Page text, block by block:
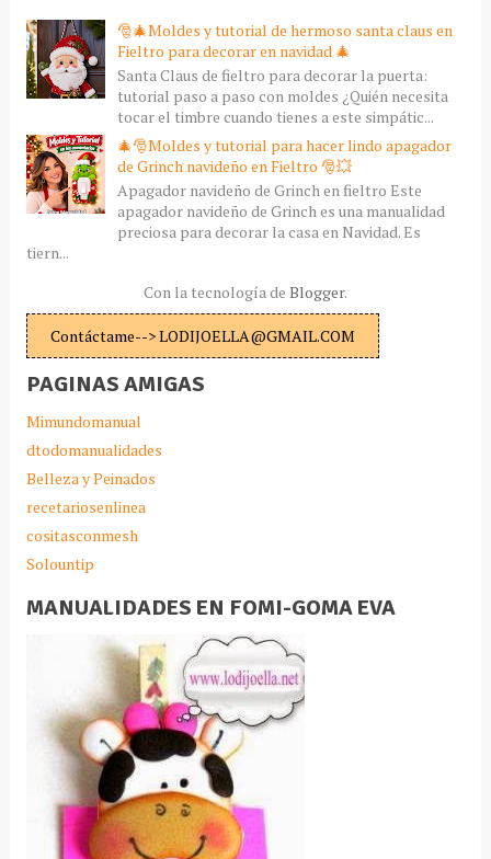
🎅🎄Moldes y tutorial de hermoso santa claus en
Fieltro para decorar en navidad 🎄
Santa Claus de fieltro para decorar la puerta:
tutorial paso a paso con moldes ¿Quién necesita
tocar el timbre cuando tienes a este simpátic...
🎄🎅Moldes y tutorial para hacer lindo apagador
de Grinch navideño en Fieltro 🎅💥
Apagador navideño de Grinch en fieltro Este
apagador navideño de Grinch es una manualidad
preciosa para decorar la casa en Navidad. Es
tiern...
Con la tecnología de Blogger.
Contáctame--> LODIJOELLA@GMAIL.COM
PAGINAS AMIGAS
Mimundomanual
dtodomanualidades
Belleza y Peinados
recetariosenlinea
cositasconmesh
Solountip
MANUALIDADES EN FOMI-GOMA EVA